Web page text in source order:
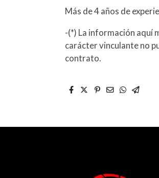
Más de 4 años de
-(*) La información aquí
carácter vinculante no
contrato.